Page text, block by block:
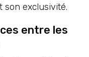
son exclusivité.
entre les